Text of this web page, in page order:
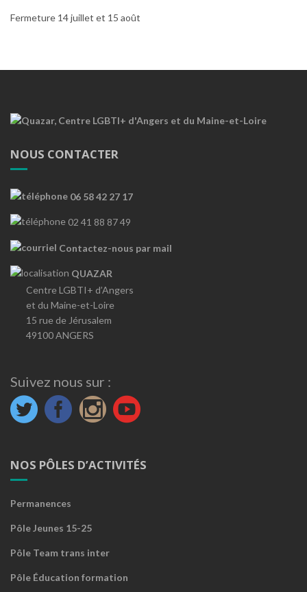
Fermeture 14 juillet et 15 août
NOUS CONTACTER
06 58 42 27 17
02 41 88 87 49
Contactez-nous par mail
QUAZAR
Centre LGBTI+ d’Angers
et du Maine-et-Loire
15 rue de Jérusalem
49100 ANGERS
Suivez nous sur :
NOS PÔLES D’ACTIVITÉS
Permanences
Pôle Jeunes 15-25
Pôle Team trans inter
Pôle Éducation formation